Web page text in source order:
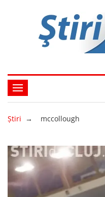
Ştiri → mccollough